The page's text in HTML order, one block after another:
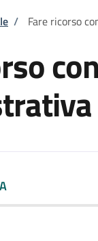
pane
/ Fare ricorso